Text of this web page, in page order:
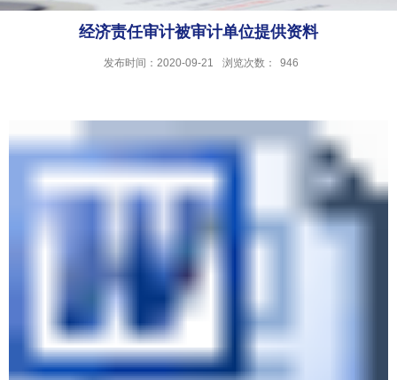
经济责任审计被审计单位提供资料
发布时间：2020-09-21 浏览次数： 946